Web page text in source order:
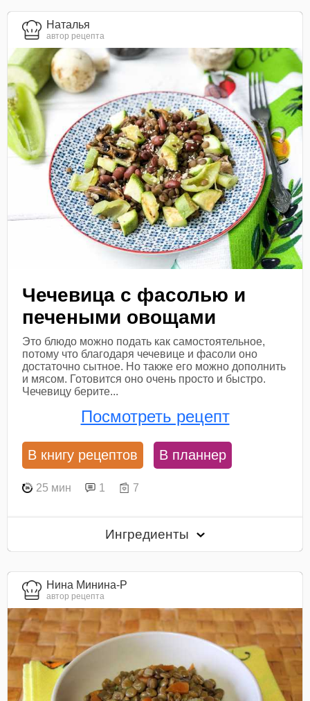
Наталья
автор рецепта
Чечевица с фасолью и
печеными овощами
Это блюдо можно подать как самостоятельное,
потому что благодаря чечевице и фасоли оно
достаточно сытное. Но также его можно дополнить
и мясом. Готовится оно очень просто и быстро.
Чечевицу берите...
Посмотреть рецепт
В книгу рецептов В планнер
25 мин 1 7
Ингредиенты
Нина Минина-Р
автор рецепта